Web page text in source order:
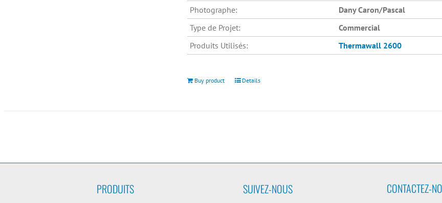
Photographe:
Dany Caron/Pascal
Type de Projet:
Commercial
Produits Utilisés:
Thermawall 2600
Buy product Details
PRODUITS SUIVEZ-NOUS CONTACTEZ-